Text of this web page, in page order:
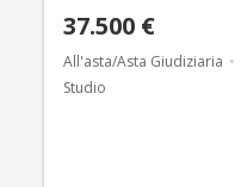
37.500 €
All'asta/Asta Giudiziaria
Studio